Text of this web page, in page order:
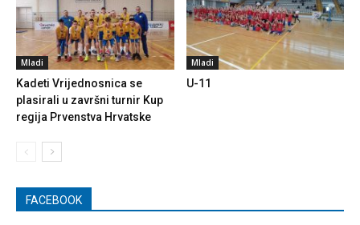
Mladi
Kadeti Vrijednosnica se
plasirali u završni turnir Kup
regija Prvenstva Hrvatske
Mladi
U-11
FACEBOOK